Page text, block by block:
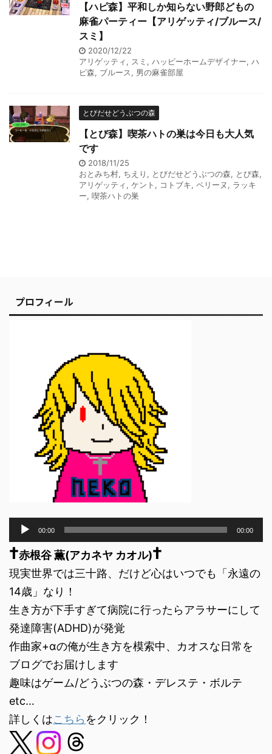
【ハピ森】平和しか知らない野郎どもの
麻雀パーティー【アリゲッティ/ブルース/
スミ】
2020/12/22
アリゲッティ, スミ , ハッピーホームデザイナー, ハ
ピ森, ブルース, 男の麻雀部屋
とびだせどうぶつの森
【とび森】喫茶ハトの巣は今日も大人気
です
2018/11/25
おとみち村, ちえり , とびだせどうぶつの森, とび森,
アリゲッティ, ケント , コトブキ, ペリーヌ, ラッキ
ー, 喫茶ハトの巣
プロフィール
プ
ー
ヤ
ー
00:00 00:00
†赤根谷 薫(アカネヤ カオル)†
現実世界では三十路、だけど心はいつでも「永遠の
14歳」なり！
生き方が下手すぎて病院に行ったらアラサーにして
発達障害(ADHD)が発覚
作曲家+αの俺が生き方を模索中、カオスな日常を
ブログでお届けします
趣味はゲーム/どうぶつの森・デレステ・ボルテ
etc…
詳しくはこちら をクリック！